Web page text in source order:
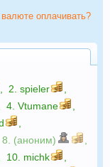
валюте оплачивать?
2. spieler
4. Vtumane
8. (аноним)
10. michk